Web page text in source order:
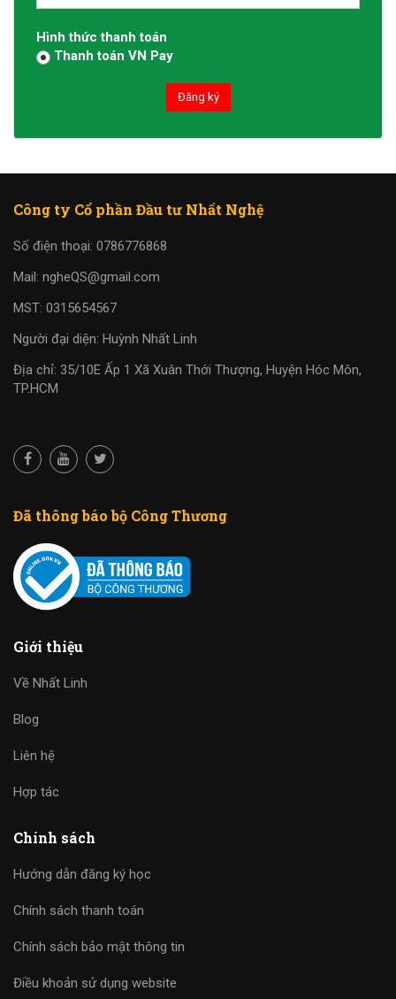
Hình thức thanh toán
Thanh toán VN Pay
Công ty Cổ phần Đầu tư Nhất Nghệ
Số điện thoại: 0786776868
Mail: ngheQS@gmail.com
MST: 0315654567
Người đại diện: Huỳnh Nhất Linh
Địa chỉ: 35/10E Ấp 1 Xã Xuân Thới Thượng, Huyện Hóc Môn,
TP.HCM
Đã thông báo bộ Công Thương
Giới thiệu
Về Nhất Linh
Blog
Liên hệ
Hợp tác
Chính sách
Hướng dẫn đăng ký học
Chính sách thanh toán
Chính sách bảo mật thông tin
Điều khoản sử dụng website